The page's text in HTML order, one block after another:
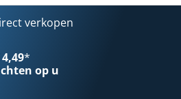
verkopen
*
op u